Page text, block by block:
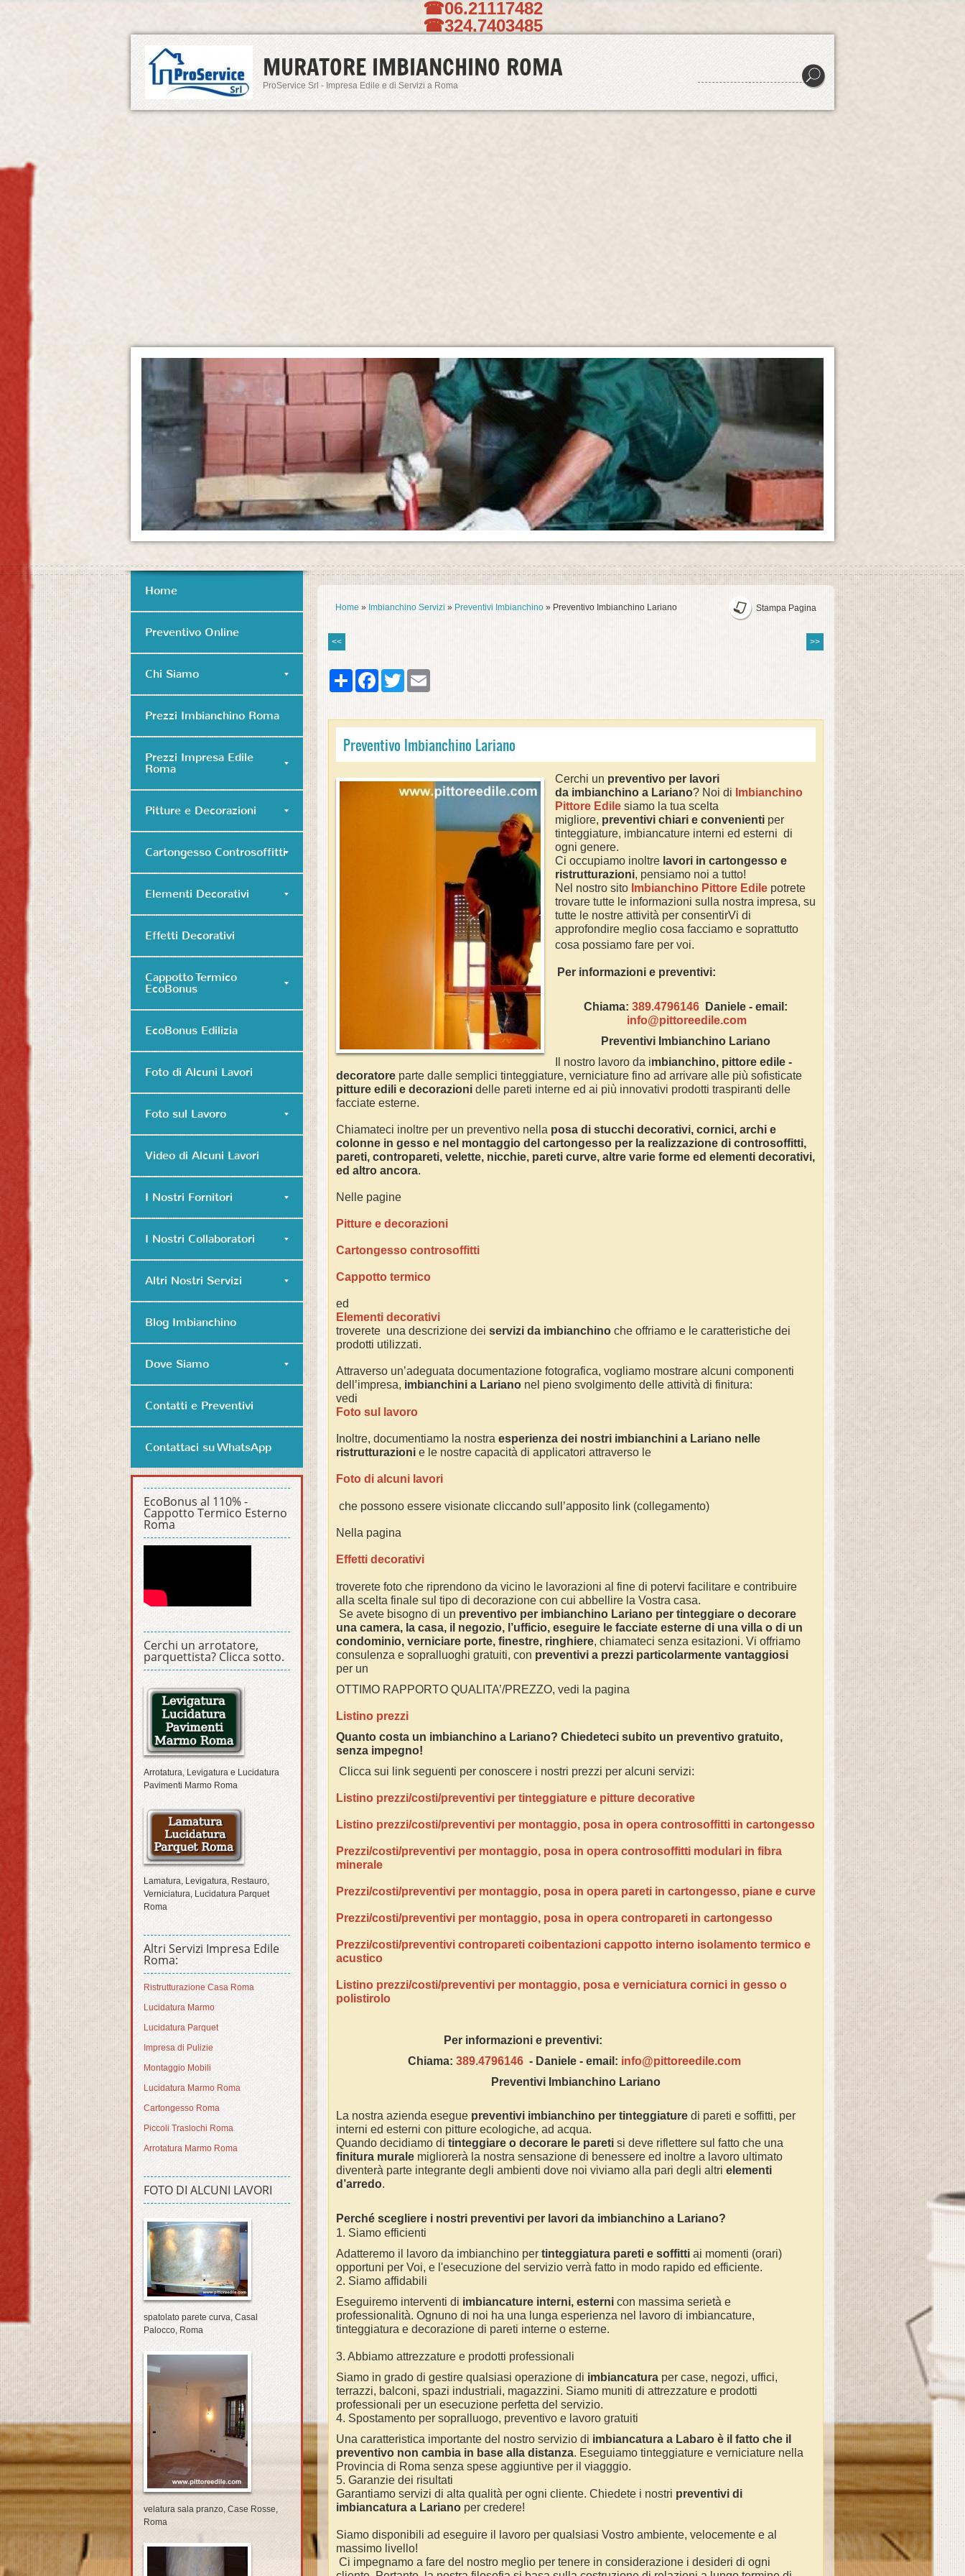
☎06.21117482
☎324.7403485
MURATORE IMBIANCHINO ROMA
ProService Srl - Impresa Edile e di Servizi a Roma
Home » Imbianchino Servizi » Preventivi Imbianchino » Preventivo Imbianchino Lariano Stampa Pagina
<< >>
Share FacebookTwitter
Preventivo Imbianchino Lariano
Cerchi un preventivo per lavori
da imbianchino a Lariano? Noi di Imbianchino
Pittore Edile siamo la tua scelta
migliore, preventivi chiari e convenienti per
tinteggiature, imbiancature interni ed esterni di
ogni genere.
Ci occupiamo inoltre lavori in cartongesso e
ristrutturazioni, pensiamo noi a tutto!
Nel nostro sito Imbianchino Pittore Edile potrete
trovare tutte le informazioni sulla nostra impresa, su
tutte le nostre attività per consentirVi di
approfondire meglio cosa facciamo e soprattutto
cosa possiamo fare per voi.
Per informazioni e preventivi:
Chiama: 389.4796146Daniele - email:
info@pittoreedile.com
Preventivi Imbianchino Lariano
Il nostro lavoro da imbianchino, pittore edile -
decoratore parte dalle semplici tinteggiature, verniciature fino ad arrivare alle più sofisticate
pitture edili e decorazioni delle pareti interne ed ai più innovativi prodotti traspiranti delle
facciate esterne.
Chiamateci inoltre per un preventivo nella posa di stucchi decorativi, cornici, archi e
colonne in gesso e nel montaggio del cartongesso per la realizzazione di controsoffitti,
pareti, contropareti, velette, nicchie, pareti curve, altre varie forme ed elementi decorativi,
ed altro ancora.
Nelle pagine
Pitture e decorazioni
Cartongesso controsoffitti
Cappotto termico
ed
Elementi decorativi
troverete una descrizione dei servizi da imbianchino che offriamo e le caratteristiche dei
prodotti utilizzati.
Attraverso un’adeguata documentazione fotografica, vogliamo mostrare alcuni componenti
dell’impresa, imbianchini a Lariano nel pieno svolgimento delle attività di finitura:
vedi
Foto sul lavoro
Inoltre, documentiamo la nostra esperienza dei nostri imbianchini a Lariano nelle
ristrutturazioni e le nostre capacità di applicatori attraverso le
Foto di alcuni lavori
che possono essere visionate cliccando sull’apposito link (collegamento)
Nella pagina
Effetti decorativi
troverete foto che riprendono da vicino le lavorazioni al fine di potervi facilitare e contribuire
alla scelta finale sul tipo di decorazione con cui abbellire la Vostra casa.
Se avete bisogno di un preventivo per imbianchino Lariano per tinteggiare o decorare
una camera, la casa, il negozio, l’ufficio, eseguire le facciate esterne di una villa o di un
condominio, verniciare porte, finestre, ringhiere, chiamateci senza esitazioni. Vi offriamo
consulenza e sopralluoghi gratuiti, con preventivi a prezzi particolarmente vantaggiosi
per un
OTTIMO RAPPORTO QUALITA’/PREZZO, vedi la pagina
Listino prezzi
Quanto costa un imbianchino a Lariano? Chiedeteci subito un preventivo gratuito,
senza impegno!
Clicca sui link seguenti per conoscere i nostri prezzi per alcuni servizi:
Listino prezzi/costi/preventivi per tinteggiature e pitture decorative
Listino prezzi/costi/preventivi per montaggio, posa in opera controsoffitti in cartongesso
Prezzi/costi/preventivi per montaggio, posa in opera controsoffitti modulari in fibra
minerale
Prezzi/costi/preventivi per montaggio, posa in opera pareti in cartongesso, piane e curve
Prezzi/costi/preventivi per montaggio, posa in opera contropareti in cartongesso
Prezzi/costi/preventivi contropareti coibentazioni cappotto interno isolamento termico e
acustico
Listino prezzi/costi/preventivi per montaggio, posa e verniciatura cornici in gesso o
polistirolo
Per informazioni e preventivi:
Chiama: 389.4796146 - Daniele - email: info@pittoreedile.com
Preventivi Imbianchino Lariano
La nostra azienda esegue preventivi imbianchino per tinteggiature di pareti e soffitti, per
interni ed esterni con pitture ecologiche, ad acqua.
Quando decidiamo di tinteggiare o decorare le pareti si deve riflettere sul fatto che una
finitura murale migliorerà la nostra sensazione di benessere ed inoltre a lavoro ultimato
diventerà parte integrante degli ambienti dove noi viviamo alla pari degli altri elementi
d’arredo.
Perché scegliere i nostri preventivi per lavori da imbianchino a Lariano?
1. Siamo efficienti
Adatteremo il lavoro da imbianchino per tinteggiatura pareti e soffitti ai momenti (orari)
opportuni per Voi, e l'esecuzione del servizio verrà fatto in modo rapido ed efficiente.
2. Siamo affidabili
Eseguiremo interventi di imbiancature interni, esterni con massima serietà e
professionalità. Ognuno di noi ha una lunga esperienza nel lavoro di imbiancature,
tinteggiatura e decorazione di pareti interne o esterne.
3. Abbiamo attrezzature e prodotti professionali
Siamo in grado di gestire qualsiasi operazione di imbiancatura per case, negozi, uffici,
terrazzi, balconi, spazi industriali, magazzini. Siamo muniti di attrezzature e prodotti
professionali per un esecuzione perfetta del servizio.
4. Spostamento per sopralluogo, preventivo e lavoro gratuiti
Una caratteristica importante del nostro servizio di imbiancatura a Labaro è il fatto che il
preventivo non cambia in base alla distanza. Eseguiamo tinteggiature e verniciature nella
Provincia di Roma senza spese aggiuntive per il viagggio.
5. Garanzie dei risultati
Garantiamo servizi di alta qualità per ogni cliente. Chiedete i nostri preventivi di
imbiancatura a Lariano per credere!
Siamo disponibili ad eseguire il lavoro per qualsiasi Vostro ambiente, velocemente e al
massimo livello!
Ci impegnamo a fare del nostro meglio per tenere in considerazione i desideri di ogni
Home
Preventivo Online
Chi Siamo
Prezzi Imbianchino Roma
Prezzi Impresa Edile
Roma
Pitture e Decorazioni
Cartongesso Controsoffitti
Elementi Decorativi
Effetti Decorativi
Cappotto Termico
EcoBonus
EcoBonus Edilizia
Foto di Alcuni Lavori
Foto sul Lavoro
Video di Alcuni Lavori
I Nostri Fornitori
I Nostri Collaboratori
Altri Nostri Servizi
Blog Imbianchino
Dove Siamo
Contatti e Preventivi
Contattaci su WhatsApp
EcoBonus al 110% -
Cappotto Termico Esterno
Roma
Cerchi un arrotatore,
parquettista? Clicca sotto.
Arrotatura, Levigatura e Lucidatura
Pavimenti Marmo Roma
Lamatura, Levigatura, Restauro,
Verniciatura, Lucidatura Parquet
Roma
Altri Servizi Impresa Edile
Roma:
Ristrutturazione Casa Roma
Lucidatura Marmo
Lucidatura Parquet
Impresa di Pulizie
Montaggio Mobili
Lucidatura Marmo Roma
Cartongesso Roma
Piccoli Traslochi Roma
Arrotatura Marmo Roma
FOTO DI ALCUNI LAVORI
spatolato parete curva, Casal
Palocco, Roma
velatura sala pranzo, Case Rosse,
Roma